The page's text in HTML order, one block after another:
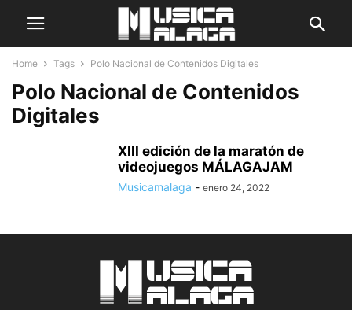
Home Tags Polo Nacional de Contenidos Digitales
Polo Nacional de Contenidos
Digitales
XIII edición de la maratón de
videojuegos MÁLAGAJAM
Musicamalaga - enero 24, 2022